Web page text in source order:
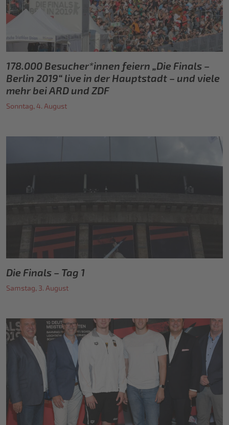
178.000 Besucher*innen feiern „Die Finals –
Berlin 2019“ live in der Hauptstadt – und viele
mehr bei ARD und ZDF
Sonntag, 4. August
Die Finals – Tag 1
Samstag, 3. August